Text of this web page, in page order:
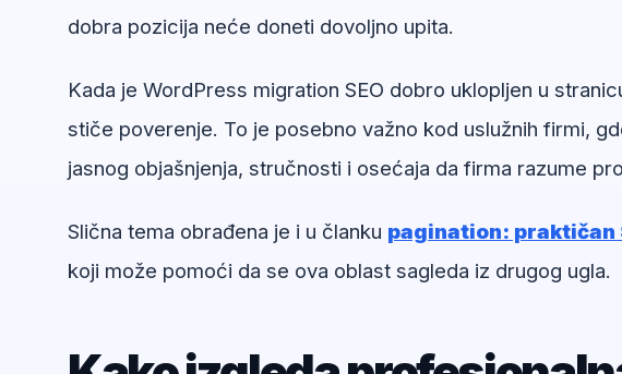
dobra pozicija neće doneti dovoljno upita.
Kada je WordPress migration SEO dobro uklopljen u
stiče poverenje. To je posebno važno kod uslužnih firmi,
jasnog objašnjenja, stručnosti i osećaja da firma razume
Slična tema obrađena je i u članku pagination: praktičan
koji može pomoći da se ova oblast sagleda iz drugog ugla.